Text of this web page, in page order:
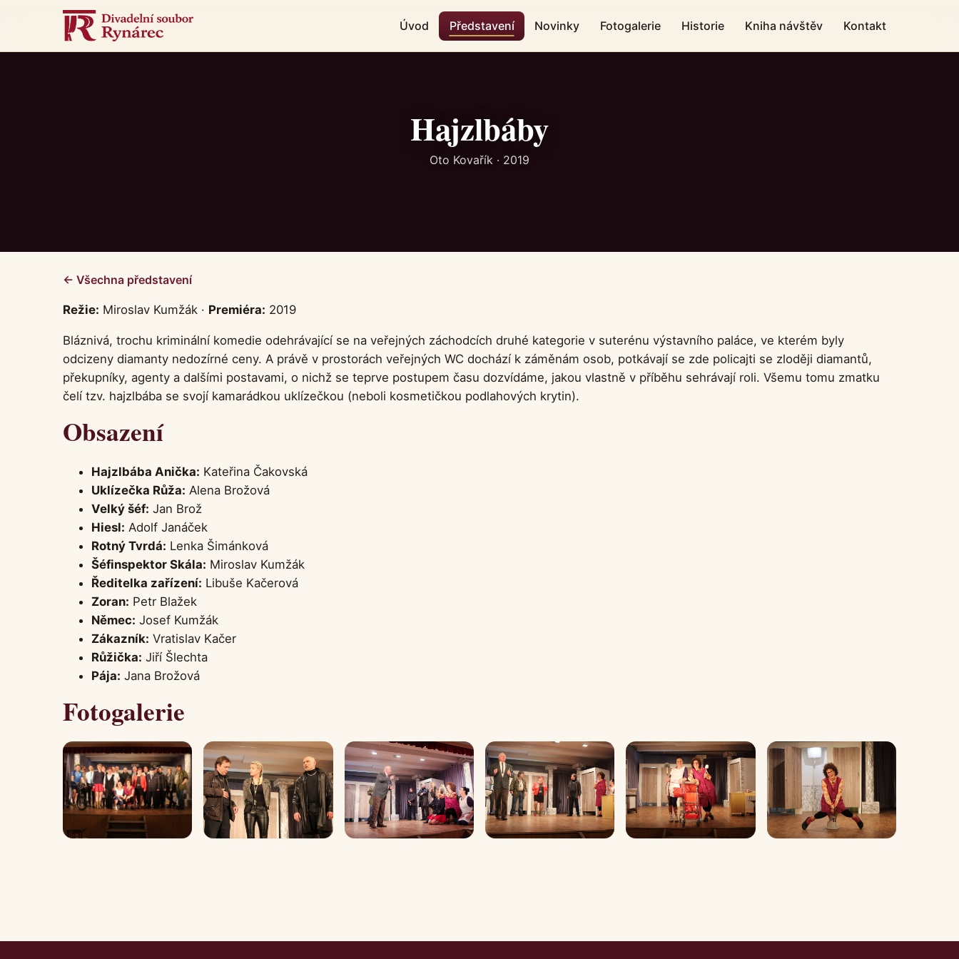
Úvod Představení Novinky Fotogalerie Historie Kniha návštěv Kontakt
Hajzlbáby
Oto Kovařík · 2019
← Všechna představení
Režie: Miroslav Kumžák · Premiéra: 2019
Bláznivá, trochu kriminální komedie odehrávající se na veřejných záchodcích druhé kategorie v suterénu výstavního paláce, ve kterém byly
odcizeny diamanty nedozírné ceny. A právě v prostorách veřejných WC dochází k záměnám osob, potkávají se zde policajti se zloději diamantů,
překupníky, agenty a dalšími postavami, o nichž se teprve postupem času dozvídáme, jakou vlastně v příběhu sehrávají roli. Všemu tomu zmatku
čelí tzv. hajzlbába se svojí kamarádkou uklízečkou (neboli kosmetičkou podlahových krytin).
Obsazení
Hajzlbába Anička: Kateřina Čakovská
Uklízečka Růža: Alena Brožová
Velký šéf: Jan Brož
Hiesl: Adolf Janáček
Rotný Tvrdá: Lenka Šimánková
Šéfinspektor Skála: Miroslav Kumžák
Ředitelka zařízení: Libuše Kačerová
Zoran: Petr Blažek
Němec: Josef Kumžák
Zákazník: Vratislav Kačer
Růžička: Jiří Šlechta
Pája: Jana Brožová
Fotogalerie